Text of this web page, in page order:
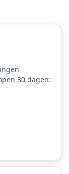
30 dagen: